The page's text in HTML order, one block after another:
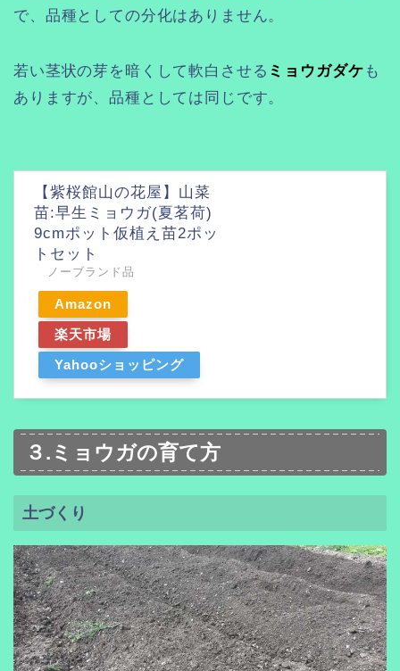
で、品種としての分化はありません。
若い茎状の芽を暗くして軟白させる ミョウガダケ も
ありますが、品種としては同じです。
【紫桜館山の花屋】山菜
苗:早生ミョウガ(夏茗荷)
9cmポット仮植え苗2ポッ
トセット
ノーブランド品
Amazon
楽天市場
Yahooショッピング
３.ミョウガの育て方
土づくり